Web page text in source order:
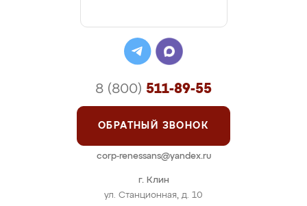
г. Клин
ул. Станционная, д. 10
8 (800) 511-89-55
ОБРАТНЫЙ ЗВОНОК
corp-renessans@yandex.ru